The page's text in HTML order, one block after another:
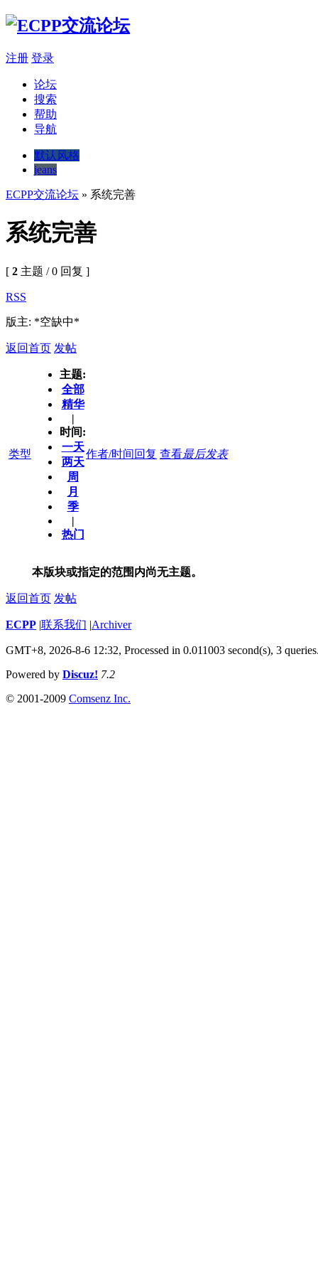
注册 登录
论坛
搜索
帮助
导航
默认风格
jeans
ECPP交流论坛 » 系统完善
系统完善
[ 2 主题 / 0 回复 ]
RSS
版主: *空缺中*
返回首页 发帖
类型
主题:
全部
精华
|
时间:
一天
两天
周
月
季
|
热门
作者/时间 回复 查看最后发表
本版块或指定的范围内尚无主题。
返回首页 发帖
ECPP |联系我们 |Archiver
GMT+8, 2026-8-6 12:32, Processed in 0.011003 second(s), 3 queries
Powered by Discuz! 7.2
© 2001-2009 Comsenz Inc.